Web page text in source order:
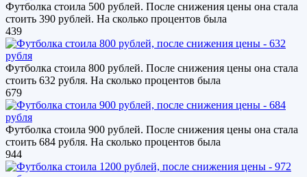
Футболка стоила 500 рублей. После снижения цены она стала
стоить 390 рублей. На сколько процентов была
439
Футболка стоила 800 рублей. После снижения цены она стала
стоить 632 рубля. На сколько процентов была
679
Футболка стоила 900 рублей. После снижения цены она стала
стоить 684 рубля. На сколько процентов была
944